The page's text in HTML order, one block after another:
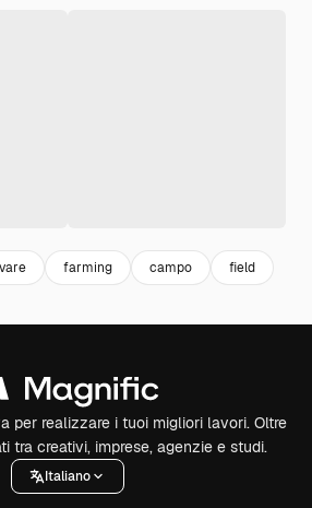
farming campo field
per realizzare i tuoi migliori lavori. Oltre
tra creativi, imprese, agenzie e studi.
Italiano